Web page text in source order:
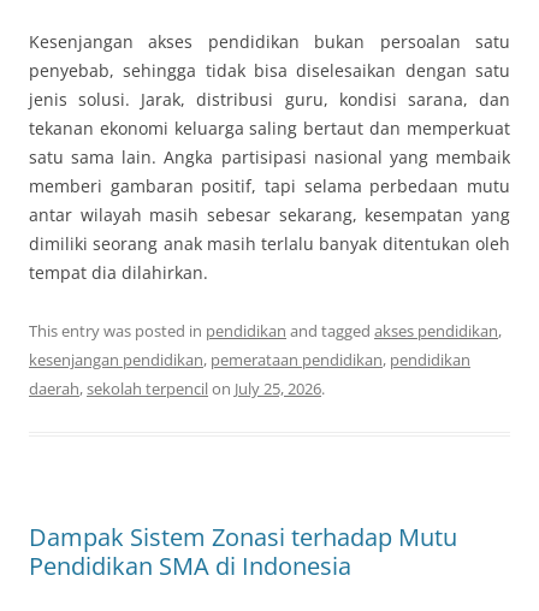
Kesenjangan akses pendidikan bukan persoalan satu
penyebab, sehingga tidak bisa diselesaikan dengan satu
jenis solusi. Jarak, distribusi guru, kondisi sarana, dan
tekanan ekonomi keluarga saling bertaut dan memperkuat
satu sama lain. Angka partisipasi nasional yang membaik
memberi gambaran positif, tapi selama perbedaan mutu
antar wilayah masih sebesar sekarang, kesempatan yang
dimiliki seorang anak masih terlalu banyak ditentukan oleh
tempat dia dilahirkan.
This entry was posted in pendidikan and tagged akses pendidikan,
kesenjangan pendidikan, pemerataan pendidikan, pendidikan
daerah,sekolah terpencilon July 25, 2026.
Dampak Sistem Zonasi terhadap Mutu
Pendidikan SMA di Indonesia